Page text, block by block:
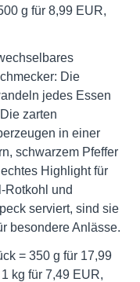
g für 8,99 EUR,
Die
jedes Essen
zarten
in einer
schwarzem Pfeffer
Highlight für
Rotkohl und
serviert, sind sie
besondere Anlässe.
= 350 g für 17,99
kg für 7,49 EUR,